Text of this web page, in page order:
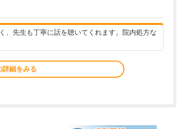
、先生も丁寧に話を聴いてくれます。院内処方な
詳細をみる